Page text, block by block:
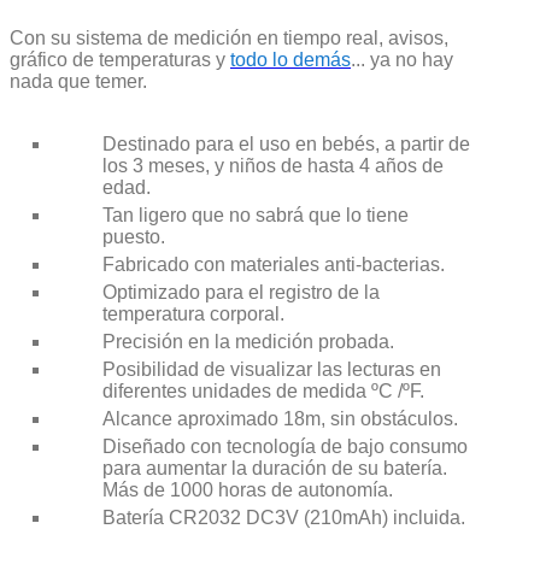
Con su sistema de medición en tiempo real, avisos,
gráfico de temperaturas y todo lo demás... ya no hay
nada que temer.
Destinado para el uso en bebés, a partir de
los 3 meses, y niños de hasta 4 años de
edad.
Tan ligero que no sabrá que lo tiene
puesto.
Fabricado con materiales anti-bacterias.
Optimizado para el registro de la
temperatura corporal.
Precisión en la medición probada.
Posibilidad de visualizar las lecturas en
diferentes unidades de medida ºC /ºF.
Alcance aproximado 18m, sin obstáculos.
Diseñado con tecnología de bajo consumo
para aumentar la duración de su batería.
Más de 1000 horas de autonomía.
Batería CR2032 DC3V (210mAh) incluida.